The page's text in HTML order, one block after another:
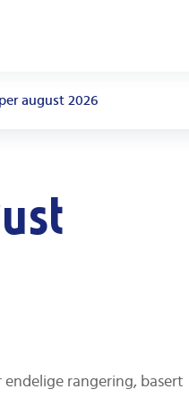
august 2026
rangering, basert